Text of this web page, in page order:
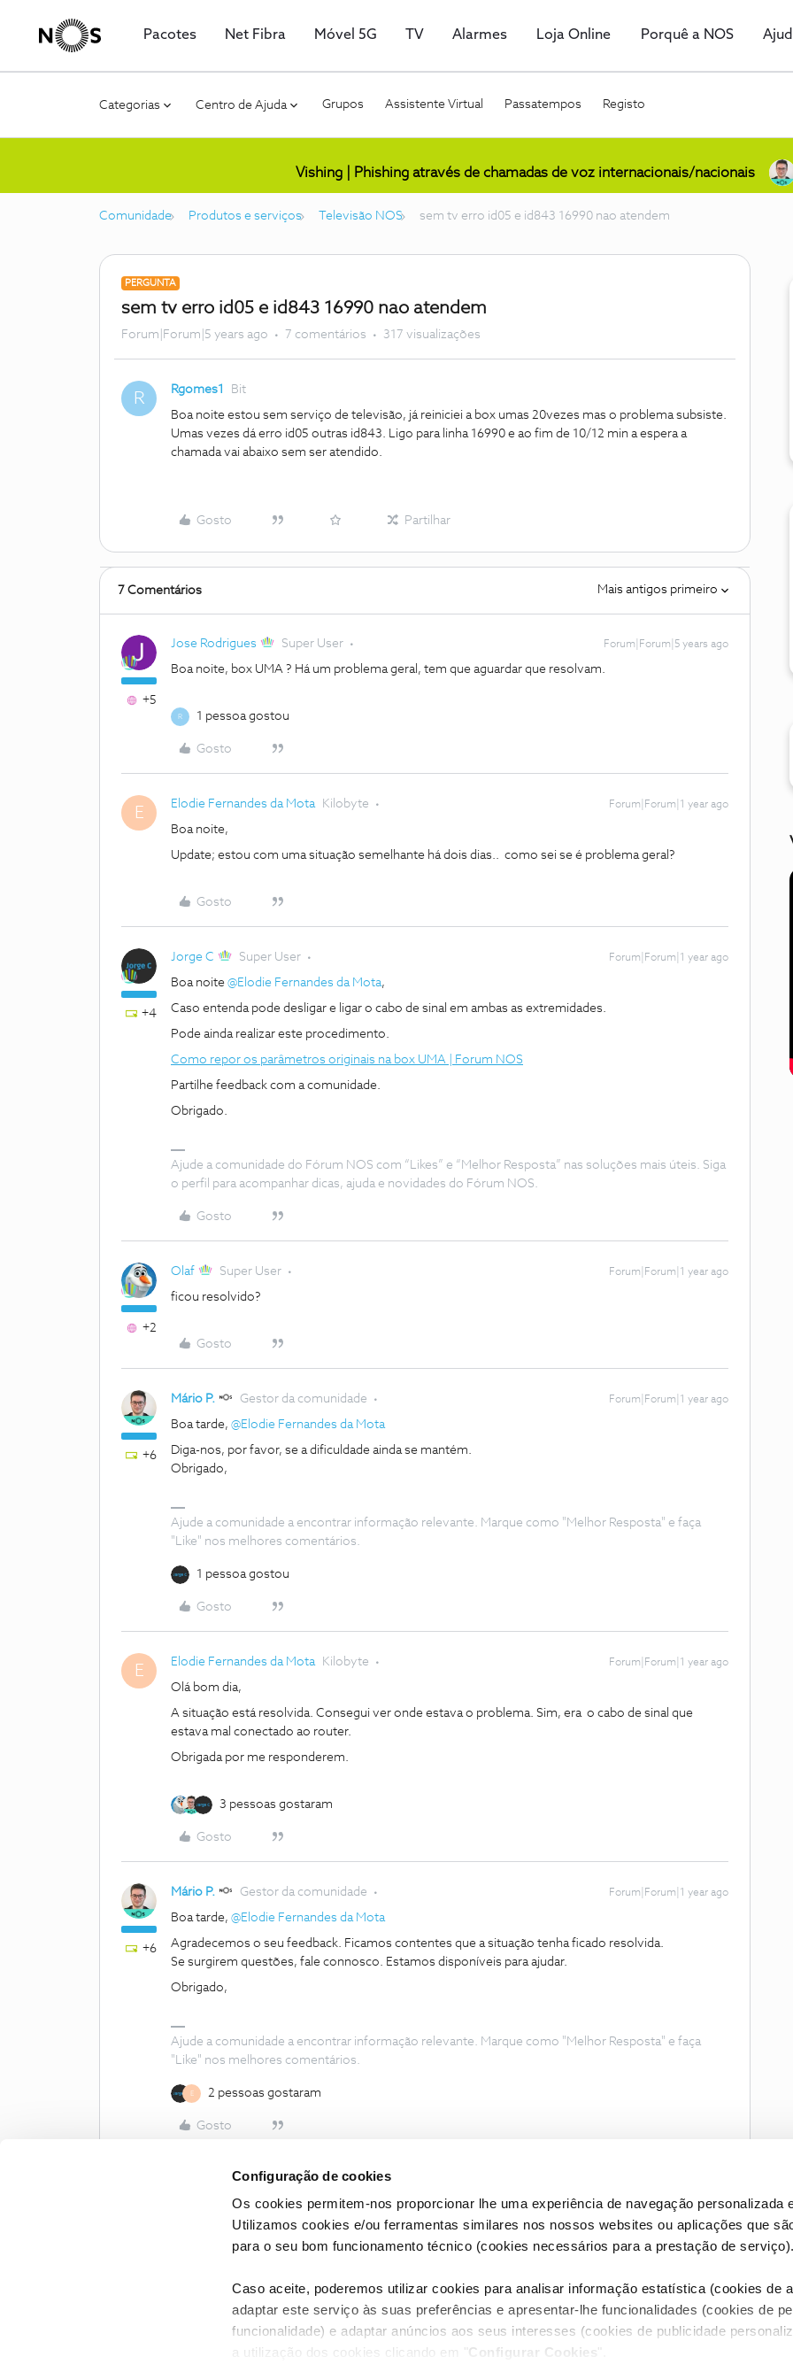
Configuração de cookies
Os cookies permitem-nos proporcionar lhe uma experiência de navegação personalizada
Utilizamos cookies e/ou ferramentas similares nos nossos websites ou aplicações que
para o seu bom funcionamento técnico (cookies necessários para a prestação de serviço).
Caso aceite, poderemos utilizar cookies para analisar informação estatística (cookies de
adaptar este serviço às suas preferências e apresentar-lhe funcionalidades (cookies de
funcionalidade) e adaptar anúncios aos seus interesses (cookies de publicidade
a utilização dos cookies clicando em " Configurar Cookies ".
Pacotes Net Fibra Móvel 5G TV Alarmes Loja Online Porquê a NOS
Categorias Centro de Ajuda Grupos Assistente Virtual Passatempos Registo
Vishing | Phishing através de chamadas de voz internacionais/nacionais
Comunidade Produtos e serviços Televisão NOS sem tv erro id05 e id843 16990 nao atendem
PERGUNTA
sem tv erro id05 e id843 16990 nao atendem
Forum|Forum|5 years ago 7 comentários 317 visualizações
R Rgomes1 Bit
Boa noite estou sem serviço de televisão, já reiniciei a box umas 20vezes mas o problema subsiste.
Umas vezes dá erro id05 outras id843. Ligo para linha 16990 e ao fim de 10/12 min a espera a
chamada vai abaixo sem ser atendido.
Gosto Partilhar
7 Comentários Mais antigos primeiro
+5
Jose Rodrigues Super User Forum|Forum|5 years ago
Boa noite, box UMA ? Há um problema geral, tem que aguardar que resolvam.
R 1 pessoa gostou
Gosto
E Elodie Fernandes da Mota Kilobyte Forum|Forum|1 year ago
Boa noite,
Update; estou com uma situação semelhante há dois dias.. como sei se é problema geral?
Gosto
+4
Jorge C Super User Forum|Forum|1 year ago
Boa noite ​ @Elodie Fernandes da Mota,
Caso entenda pode desligar e ligar o cabo de sinal em ambas as extremidades.
Pode ainda realizar este procedimento.
Como repor os parâmetros originais na box UMA | Forum NOS
Partilhe feedback com a comunidade.
Obrigado.
Ajude a comunidade do Fórum NOS com “Likes” e “Melhor Resposta” nas soluções mais úteis. Siga
o perfil para acompanhar dicas, ajuda e novidades do Fórum NOS.
Gosto
+2
Olaf Super User Forum|Forum|1 year ago
ficou resolvido?
Gosto
+6
Mário P. Gestor da comunidade Forum|Forum|1 year ago
Boa tarde, ​ @Elodie Fernandes da Mota
Diga-nos, por favor, se a dificuldade ainda se mantém.
Obrigado,
Ajude a comunidade a encontrar informação relevante. Marque como "Melhor Resposta" e faça
"Like" nos melhores comentários.
1 pessoa gostou
Gosto
E Elodie Fernandes da Mota Kilobyte Forum|Forum|1 year ago
Olá bom dia,
A situação está resolvida. Consegui ver onde estava o problema. Sim, era o cabo de sinal que
estava mal conectado ao router.
Obrigada por me responderem.
3 pessoas gostaram
Gosto
+6
Mário P. Gestor da comunidade Forum|Forum|1 year ago
Boa tarde, ​ @Elodie Fernandes da Mota
Agradecemos o seu feedback. Ficamos contentes que a situação tenha ficado resolvida.
Se surgirem questões, fale connosco. Estamos disponíveis para ajudar.
Obrigado,
Ajude a comunidade a encontrar informação relevante. Marque como "Melhor Resposta" e faça
"Like" nos melhores comentários.
E 2 pessoas gostaram
Gosto
Condições do Fórum NOS Accessibility statement